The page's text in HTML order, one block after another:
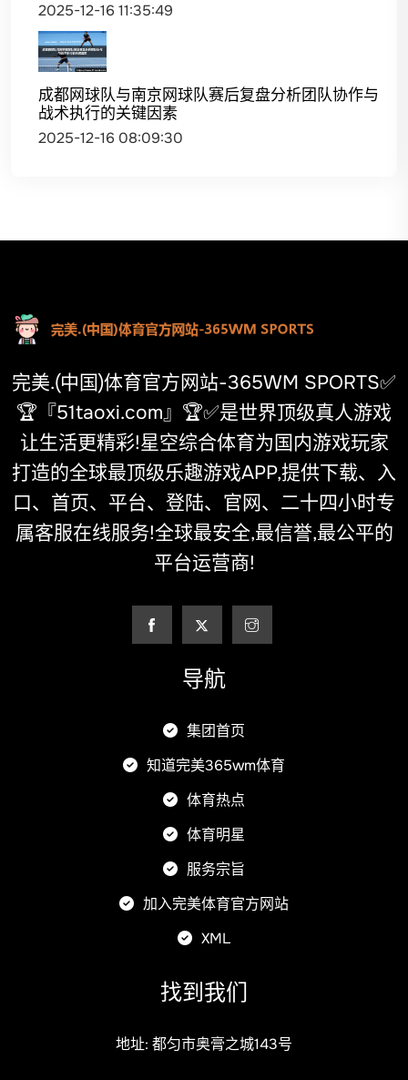
2025-12-16 11:35:49
成都网球队与南京网球队赛后复盘分析团队协作与
战术执行的关键因素
2025-12-16 08:09:30
完美.(中国)体育官方网站-365WM SPORTS✅
🏆『51taoxi.com』🏆✅是世界顶级真人游戏
让生活更精彩!星空综合体育为国内游戏玩家
打造的全球最顶级乐趣游戏APP,提供下载、入
口、首页、平台、登陆、官网、二十四小时专
属客服在线服务!全球最安全,最信誉,最公平的
平台运营商!
导航
集团首页
知道完美365wm体育
体育热点
体育明星
服务宗旨
加入完美体育官方网站
XML
找到我们
地址: 都匀市奥膏之城143号